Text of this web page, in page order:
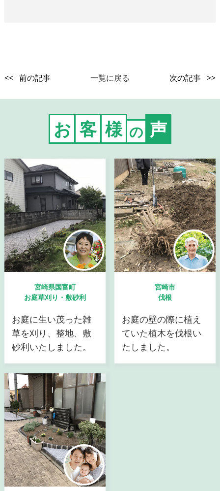
<< 前の記事 一覧に戻る 次の記事 >>
お 客 様 の 声
宮崎県国富町
お庭草刈り・敷砂利
お庭に生い茂った雑
草を刈り、整地、敷
砂利いたしました。
宮崎市
伐根
お庭の壁の際に植え
ていた植木を伐根い
たしました。